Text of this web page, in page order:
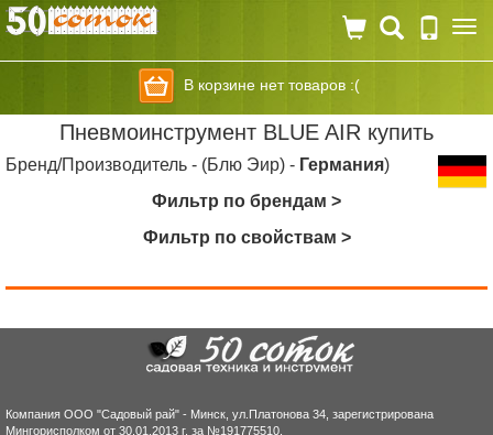
В корзине нет товаров :(
Пневмоинструмент BLUE AIR купить
Бренд/Производитель - (Блю Эир) - Германия)
Фильтр по брендам >
Фильтр по свойствам >
Компания ООО "Садовый рай" - Минск, ул.Платонова 34, зарегистрирована
Мингорисполком от 30.01.2013 г. за №191775510.